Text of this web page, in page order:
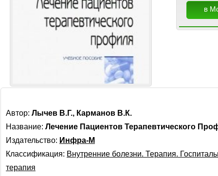
в
Автор: Лычев В.Г., Карманов В.К.
Название: Лечение Пациентов Терапевтического
Издательство: Инфра-М
Классификация: Внутренние болезни. Терапия.
терапия